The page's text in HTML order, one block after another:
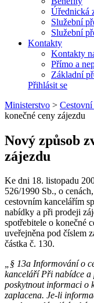
Úřednická
Služební
Služební
Kontakty
Kontakty
Přímo a
Základní
Přihlásit se
Ministerstvo > Cestovní
konečné ceny zájezdu
Nový způsob
zájezdu
Ke dni 18. listopadu
526/1990 Sb., o
cestovním kancelářím
nabídky a při prodeji
spotřebitele o konečné
uveřejněna pod číslem
částka č. 130.
„§ 13a Informování o
kanceláří Při nabídce a
poskytnout informaci o
zaplacena. Je-li